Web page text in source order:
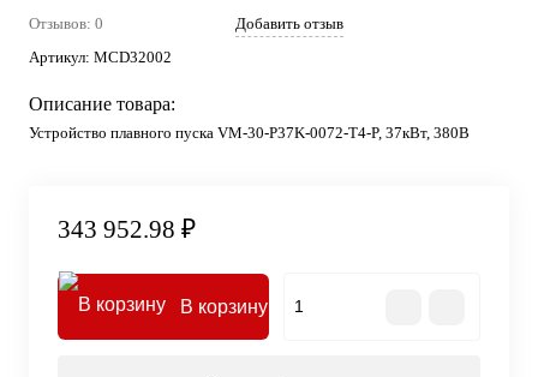
Отзывов: 0
Добавить отзыв
Артикул: MCD32002
Описание товара:
Устройство плавного пуска VM-30-P37K-0072-T4-P, 37кВт, 380В
343 952.98 ₽
В корзину